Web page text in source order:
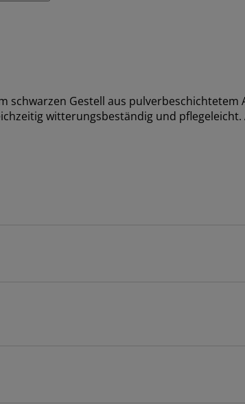
schwarzen Gestell aus pulverbeschichtetem
witterungsbeständig und